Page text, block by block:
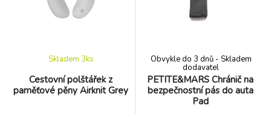
krku - 2v1 oboustranný
Vhodné pro děti od 12
Cestovní polštářek z
paměťové pěny Airknit Grey
Skladem 3ks
PETITE&MARS Chránič na
bezpečnostní pás do auta
Pad
Obvykle do 3 dnů - Skladem
dodavatel